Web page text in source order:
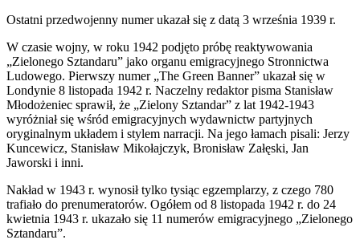
Ostatni przedwojenny numer ukazał się z datą 3 września 1939 r.
W czasie wojny, w roku 1942 podjęto próbę reaktywowania
„Zielonego Sztandaru” jako organu emigracyjnego Stronnictwa
Ludowego. Pierwszy numer „The Green Banner” ukazał się w
Londynie 8 listopada 1942 r. Naczelny redaktor pisma Stanisław
Młodożeniec sprawił, że „Zielony Sztandar” z lat 1942-1943
wyróżniał się wśród emigracyjnych wydawnictw partyjnych
oryginalnym układem i stylem narracji. Na jego łamach pisali: Jerzy
Kuncewicz, Stanisław Mikołajczyk, Bronisław Załęski, Jan
Jaworski i inni.
Nakład w 1943 r. wynosił tylko tysiąc egzemplarzy, z czego 780
trafiało do prenumeratorów. Ogółem od 8 listopada 1942 r. do 24
kwietnia 1943 r. ukazało się 11 numerów emigracyjnego „Zielonego
Sztandaru”.